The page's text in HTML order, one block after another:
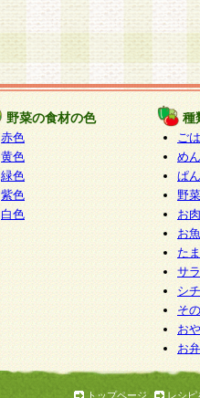
野菜の食材の色
赤色
黄色
緑色
紫色
白色
種
ご
めん
ぱん
野
お
お
た
サ
シ
そ
お
お
トップページ
レシピ